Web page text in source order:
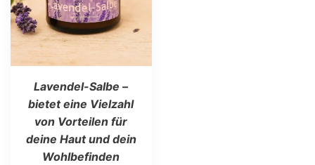
Lavendel-Salbe –
bietet eine Vielzahl
von Vorteilen für
deine Haut und dein
Wohlbefinden
Produktseite
gewählt
werden